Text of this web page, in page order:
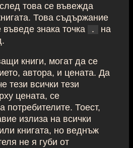
това се въвежда
Това съдържание
знака точка
.
на
книги, могат да се
автора, и цената. Да
тези всички тези
цената, се
потребителите. Тоест,
излиза на всички
книгата, но веднъж
не я губи от